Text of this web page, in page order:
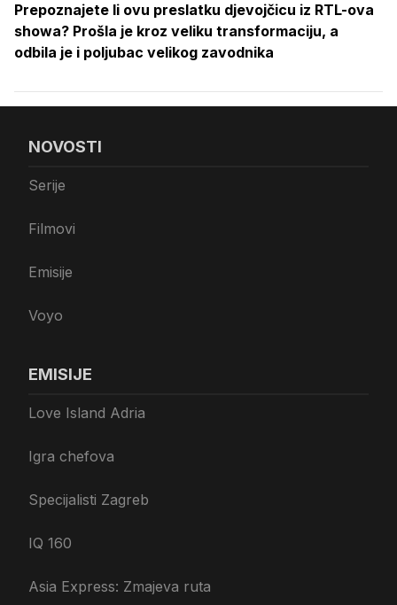
Prepoznajete li ovu preslatku djevojčicu iz RTL-ova
showa? Prošla je kroz veliku transformaciju, a
odbila je i poljubac velikog zavodnika
NOVOSTI
Serije
Filmovi
Emisije
Voyo
EMISIJE
Love Island Adria
Igra chefova
Specijalisti Zagreb
IQ 160
Asia Express: Zmajeva ruta